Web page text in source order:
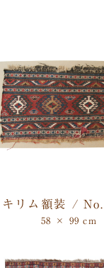
キリム額装 /
58 × 99 cm